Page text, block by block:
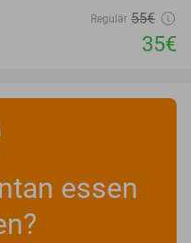
Regulär 55€
35€
essen